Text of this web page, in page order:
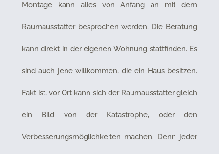
Montage kann alles von Anfang an mit dem
Raumausstatter besprochen werden. Die Beratung
kann direkt in der eigenen Wohnung stattfinden. Es
sind auch jene willkommen, die ein Haus besitzen.
Fakt ist, vor Ort kann sich der Raumausstatter gleich
ein Bild von der Katastrophe, oder den
Verbesserungsmöglichkeiten machen. Denn jeder